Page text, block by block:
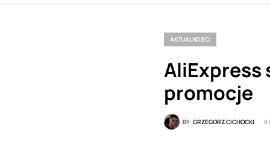
AKTUALNOŚCI
AliExpress
promocje
BY GRZEGORZ CICHOCKI 8